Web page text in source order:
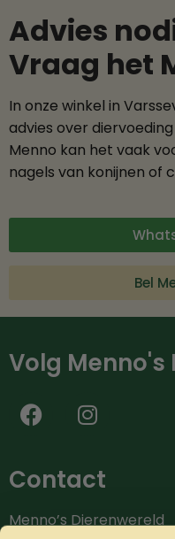
Advies
Vraag het
In onze winkel in
advies over
Menno kan het vaak
nagels van konijnen of
Bel
Volg Menno's
Contact
Menno’s Dierenwereld